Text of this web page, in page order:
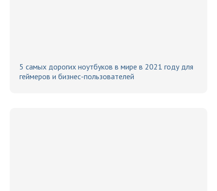
5 самых дорогих ноутбуков в мире в 2021 году для
геймеров и бизнес-пользователей